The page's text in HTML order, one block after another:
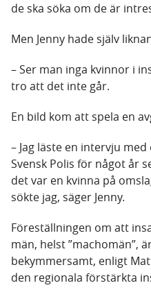
de ska söka om de är
Men Jenny hade själv
– Ser man inga kvinnor i
tro att det inte går.
En bild kom att spela en
– Jag läste en intervju
Svensk Polis för något år
det var en kvinna på
sökte jag, säger Jenny.
Föreställningen om att
män, helst ”machomän”,
bekymmersamt, enligt
den regionala förstärkta